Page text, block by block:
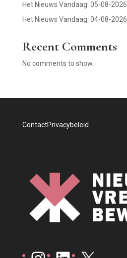
Het Nieuws Vandaag: 05-08-2026
Het Nieuws Vandaag: 04-08-2026
Recent Comments
No comments to show.
ContactPrivacybeleid